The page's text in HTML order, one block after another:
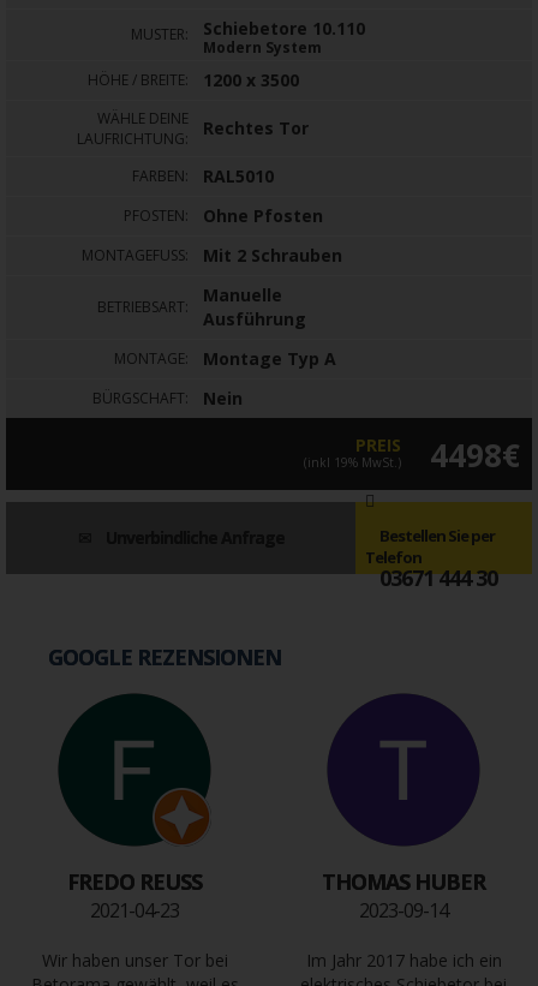
MUSTER: Schiebetore 10.110
Modern System
HÖHE / BREITE: 1200 x 3500
WÄHLE DEINE
LAUFRICHTUNG:
Rechtes Tor
FARBEN: RAL5010
PFOSTEN: Ohne Pfosten
MONTAGEFUSS: Mit 2 Schrauben
BETRIEBSART:
Manuelle
Ausführung
MONTAGE: Montage Typ A
BÜRGSCHAFT: Nein
PREIS
(inkl 19% MwSt.) 4498€
Bestellen Sie per
Telefon
03671 444 30
GOOGLE REZENSIONEN
FREDO REUSS
2021-04-23
Wir haben unser Tor bei
THOMAS HUBER
2023-09-14
Im Jahr 2017 habe ich ein